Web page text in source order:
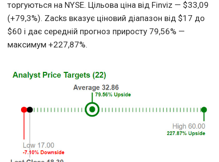
торгуються на NYSE. Цільова ціна від Finviz — $33,09
(+79,3%). Zacks вказує ціновий діапазон від $17 до
$60 і дає середній прогноз приросту 79,56% —
максимум +227,87%.